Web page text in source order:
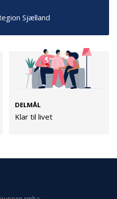
Sjælland
DELMÅL
Klar til livet